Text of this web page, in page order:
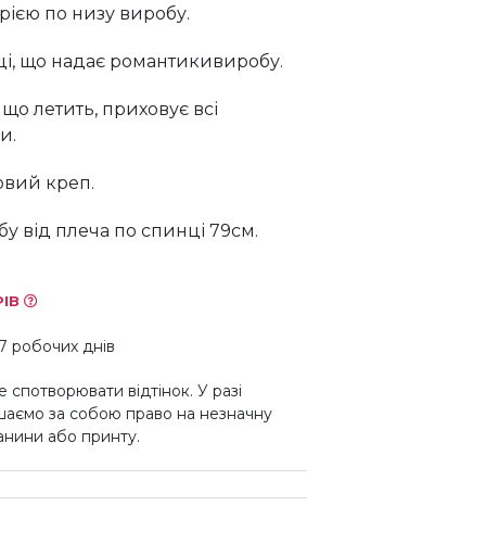
грн.
920 грн.
по низу виробу.
що надає романтикивиробу.
летить, приховує всі
креп.
від плеча по спинці 79см.
робочих днів
відтінок. У разі
за собою право на незначну
або принту.